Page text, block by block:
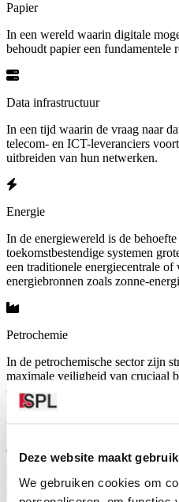
Deze website maakt
We gebruiken cookies om
Papier
In een wereld waarin digitale
behoudt papier een fundamentele
Data infrastructuur
In een tijd waarin de vraag naar
telecom- en ICT-leveranciers
uitbreiden van hun netwerken.
Energie
In de energiewereld is de
toekomstbestendige systemen
een traditionele energiecentrale of
energiebronnen zoals zonne-
Petrochemie
In de petrochemische sector zijn
maximale veiligheid van cruciaal
dynamische omgeving waar elke
gevolgen kan hebben voor
Daarom zijn betrouwbare en
Marine & Offshore